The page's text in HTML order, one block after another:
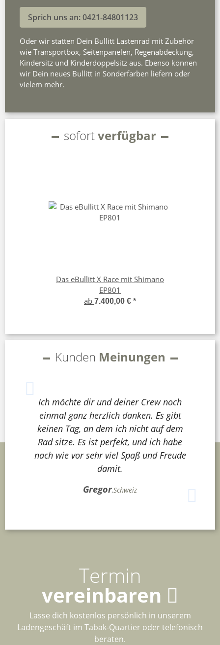
Sprich uns an: 0421-84801123
Oder wir statten Dein Bullitt Lastenrad mit Zubehör
wie Transportbox, Seitenpanelen, Regenabdeckung,
Kindersitz und Kinderdoppelsitz aus. Ebenso können
wir Dein neues Bullitt in Sonderfarben liefern oder
vielem mehr.
sofortverfügbar
Das eBullitt X Race mit Shimano
EP801
ab 7.400,00 € *
Kunden Meinungen
Ich möchte dir und deiner Crew noch
einmal ganz herzlich danken. Es gibt
keinen Tag, an dem ich nicht auf dem
Rad sitze. Es ist perfekt, und ich habe
nach wie vor sehr viel Spaß und Freude
damit.
Gregor,Schweiz
Termin
vereinbaren
Lasse dich kostenlos persönlich in unserem
Ladengeschäft im Tabak-Quartier oder telefonisch
beraten.